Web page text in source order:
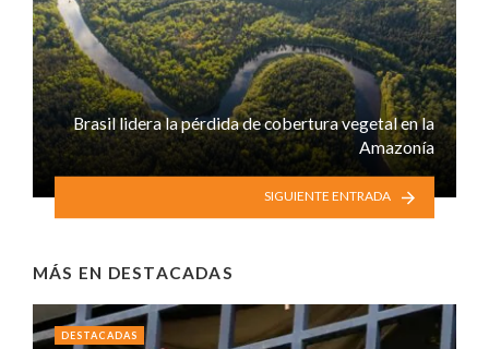
Brasil lidera la pérdida de cobertura vegetal en la
Amazonía
SIGUIENTE ENTRADA
MÁS EN DESTACADAS
DESTACADAS